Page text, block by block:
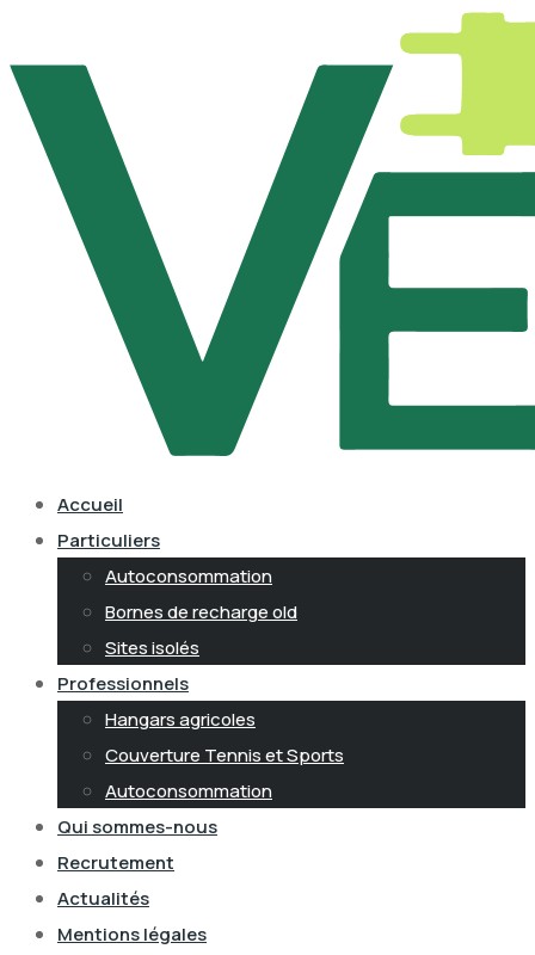
Accueil
Particuliers
Autoconsommation
Bornes de recharge old
Sites isolés
Professionnels
Hangars agricoles
Couverture Tennis et Sports
Autoconsommation
Qui sommes-nous
Recrutement
Actualités
Mentions légales